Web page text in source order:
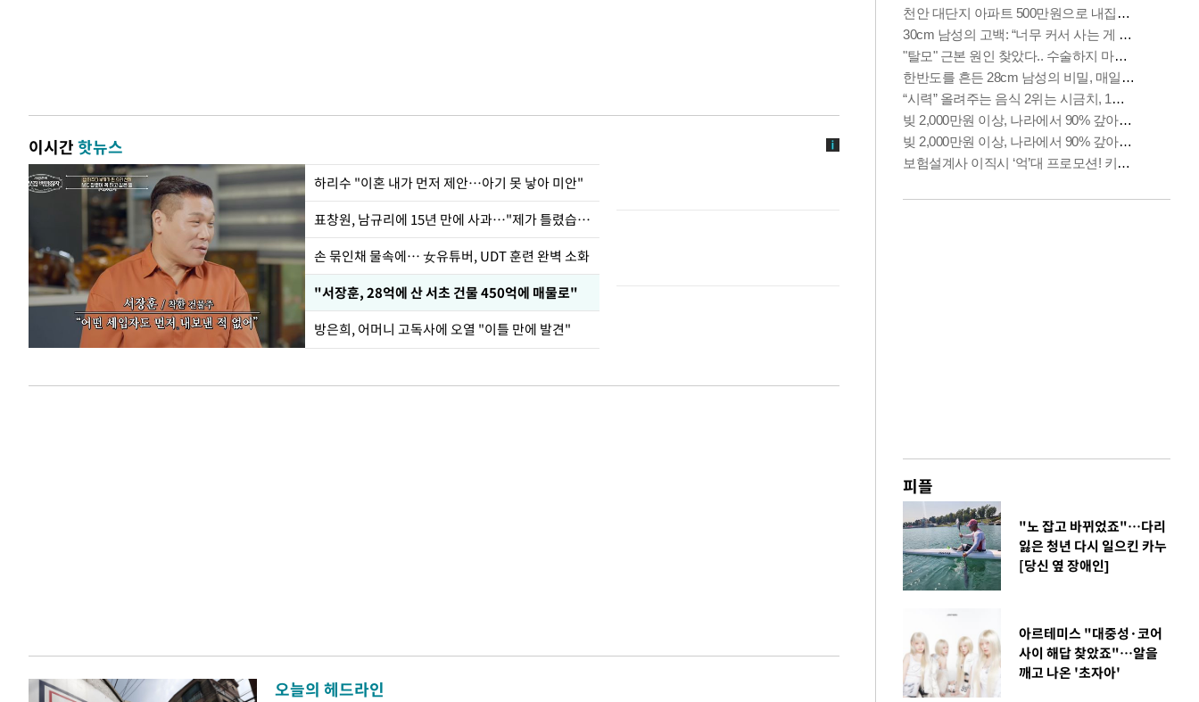
이시간핫뉴스
하리수 "이혼 내가 먼저 제안…아기 못 낳아 미안"
표창원, 남규리에 15년 만에 사과…"제가 틀렸습니다"
손 묶인채 물속에… 女유튜버, UDT 훈련 완벽 소화
"서장훈, 28억에 산 서초 건물 450억에 매물로"
방은희, 어머니 고독사에 오열 "이틀 만에 발견"
오늘의 헤드라인
피플
"노 잡고 바뀌었죠"…다리
잃은 청년 다시 일으킨 카누
[당신 옆 장애인]
아르테미스 "대중성·코어
사이 해답 찾았죠"…알을
깨고 나온 '초자아'